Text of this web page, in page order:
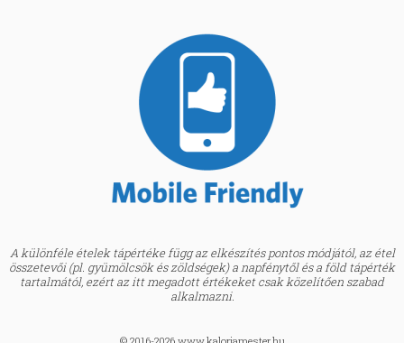
A különféle ételek tápértéke függ az elkészítés pontos módjától, az étel
összetevői (pl. gyümölcsök és zöldségek) a napfénytől és a föld tápérték
tartalmától, ezért az itt megadott értékeket csak közelítően szabad
alkalmazni.